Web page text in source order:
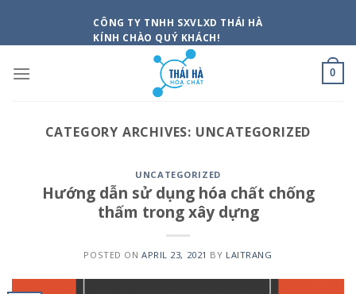
content
CÔNG TY TNHH SXVLXD THÁI HÀ
KÍNH CHÀO QUÝ KHÁCH!
0
CATEGORY ARCHIVES: UNCATEGORIZED
UNCATEGORIZED
Hướng dẫn sử dụng hóa chất chống
thấm trong xây dựng
POSTED ONAPRIL 23, 2021 BY LAITRANG